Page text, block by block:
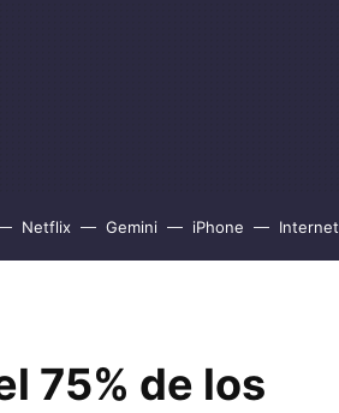
Netflix Gemini iPhone Internet
75% de los